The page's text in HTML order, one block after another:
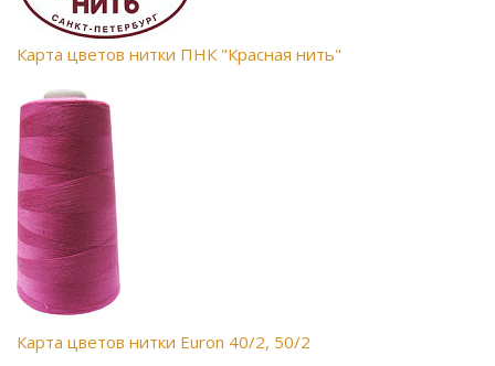
Карта цветов нитки ПНК "Красная нить"
Карта цветов нитки Euron 40/2, 50/2